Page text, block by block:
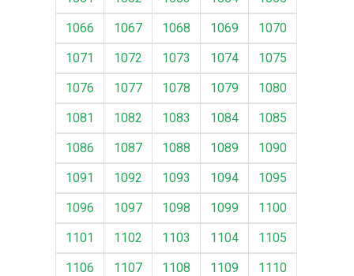
1066
1067 1068 1069
1070
1071
1072 1073 1074
1075
1076
1077 1078 1079
1080
1081
1082 1083 1084
1085
1086
1087 1088 1089
1090
1091
1092 1093 1094
1095
1096
1097 1098 1099
1100
1101
1102 1103 1104
1105
1106
1107 1108 1109
1110